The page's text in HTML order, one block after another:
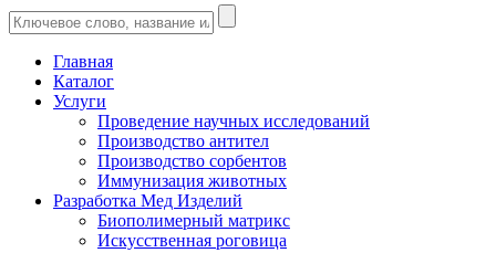
Главная
Каталог
Услуги
Проведение научных исследований
Производство антител
Производство сорбентов
Иммунизация животных
Разработка Мед Изделий
Биополимерный матрикс
Искусственная роговица